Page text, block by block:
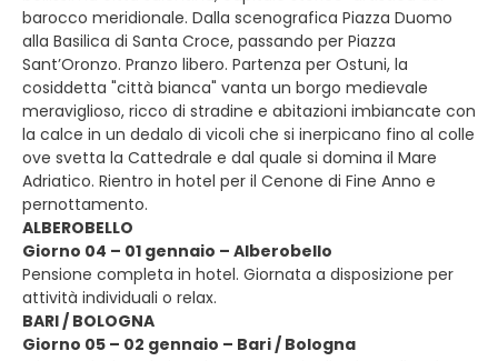
barocco meridionale. Dalla scenografica Piazza Duomo
alla Basilica di Santa Croce, passando per Piazza
Sant’Oronzo. Pranzo libero. Partenza per Ostuni, la
cosiddetta "città bianca" vanta un borgo medievale
meraviglioso, ricco di stradine e abitazioni imbiancate con
la calce in un dedalo di vicoli che si inerpicano fino al colle
ove svetta la Cattedrale e dal quale si domina il Mare
Adriatico. Rientro in hotel per il Cenone di Fine Anno e
pernottamento.
ALBEROBELLO
Giorno 04 – 01 gennaio – Alberobello
Pensione completa in hotel. Giornata a disposizione per
attività individuali o relax.
BARI / BOLOGNA
Giorno 05 – 02 gennaio – Bari / Bologna